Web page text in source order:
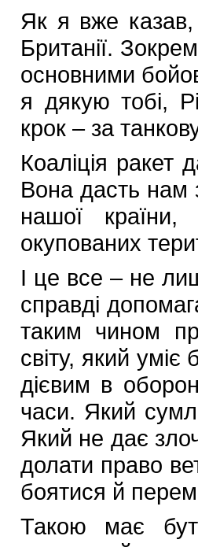
Як я вже казав,
Британії.
основними
я дякую тобі,
крок – за
Коаліція ракет
Вона дасть нам
нашої
окупованих
І це все – не
справді
таким чином
світу, який
дієвим в
часи. Який
Який не дає
долати право
боятися й
Такою має